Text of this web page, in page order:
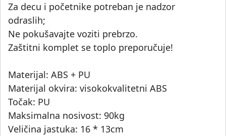
Za decu i početnike potreban je nadzor
odraslih;
Ne pokušavajte voziti prebrzo.
Zaštitni komplet se toplo preporučuje!
Materijal: ABS + PU
Materijal okvira: visokokvalitetni ABS
Točak: PU
Maksimalna nosivost: 90kg
Veličina jastuka: 16 * 13cm